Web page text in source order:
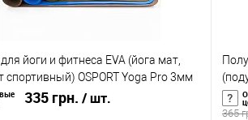
йоги и фитнеса EVA (йога мат,
спортивный) OSPORT Yoga Pro 3мм
335 грн. / шт.
(OF-
365